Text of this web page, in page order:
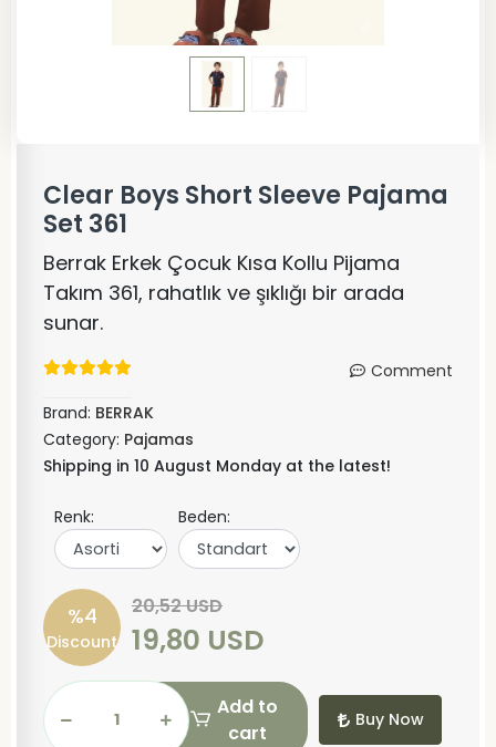
Clear Boys Short Sleeve Pajama
Set 361
Berrak Erkek Çocuk Kısa Kollu Pijama
Takım 361, rahatlık ve şıklığı bir arada
sunar.
Comment
Brand: BERRAK
Category: Pajamas
Shipping in 10 August Monday at the latest!
Renk: Beden:
%4
Discount
20,52 USD
19,80 USD
Add to
cart
Buy Now